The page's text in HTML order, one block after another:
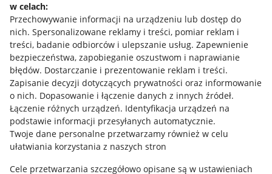
w celach:
Przechowywanie informacji na urządzeniu lub dostęp do
nich. Spersonalizowane reklamy i treści, pomiar reklam i
treści, badanie odbiorców i ulepszanie usług. Zapewnienie
bezpieczeństwa, zapobieganie oszustwom i naprawianie
błędów. Dostarczanie i prezentowanie reklam i treści.
Zapisanie decyzji dotyczących prywatności oraz informowanie
o nich. Dopasowanie i łączenie danych z innych źródeł.
Łączenie różnych urządzeń. Identyfikacja urządzeń na
podstawie informacji przesyłanych automatycznie.
Twoje dane personalne przetwarzamy również w celu
ułatwiania korzystania z naszych stron
Cele przetwarzania szczegółowo opisane są w ustawieniach
Allegro Gadane dla sprzedających
Allegro Gadane dla kupujących
Mapa miejscowości
Informacje prawne
Regulamin
Polityka plików "cookies"
Ustawienia plików "cookies"
Udostępnianie lokalizacji